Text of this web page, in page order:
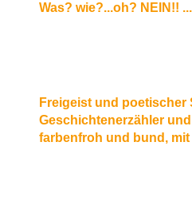
Was? wie?...oh? NEIN!!
Freigeist und
Geschichtenerzähler
farbenfroh und bund, mit